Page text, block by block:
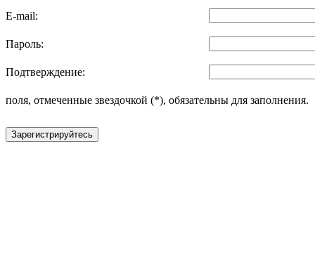
E-mail:
Пароль:
Подтверждение:
поля, отмеченные звездочкой (*), обязательны для заполнения.
Зарегистрируйтесь